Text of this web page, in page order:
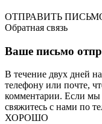
ОТПРАВИТЬ
Обратная связь
Ваше письмо
В течение двух дней
телефону или почте,
комментарии. Если мы
свяжитесь с нами по
ХОРОШО